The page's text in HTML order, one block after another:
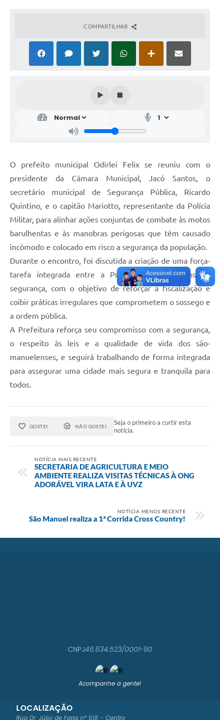
COMPARTILHAR
O prefeito municipal Odirlei Felix se reuniu com o
presidente da Câmara Municipal, Jacó Santos, o
secretário municipal de Segurança Pública, Ricardo
Quintino, e o capitão Mariotto, representante da Polícia
Militar, para alinhar ações conjuntas de combate às motos
barulhentas e às manobras perigosas que têm causado
incômodo e colocado em risco a segurança da população.
Durante o encontro, foi discutida a criação de uma força-
tarefa integrada entre a Prefeitura e as forças de
segurança, com o objetivo de reforçar a fiscalização e
coibir práticas irregulares que comprometem o sossego e
a ordem pública.
A Prefeitura reforça seu compromisso com a segurança,
o respeito às leis e a qualidade de vida dos são-
manuelenses, e seguirá trabalhando de forma integrada
para assegurar uma cidade mais segura e tranquila para
todos.
GOSTEI NÃO GOSTEI
Seja o primeiro a curtir esta
notícia.
NOTÍCIA MAIS RECENTE
SECRETARIA DE AGRICULTURA E MEIO
AMBIENTE REALIZA VISITAS TÉCNICAS À ONG
ADORÁVEL VIRA LATA E À UVZ
NOTÍCIA MENOS RECENTE
São Manuel realiza a 1ª Corrida Cross Country!
Acompanhe a gente!
LOCALIZAÇÃO
Rua Dr. Júlio de Faria nº 518 - Centro
CNPJ46.634.523/0001-90